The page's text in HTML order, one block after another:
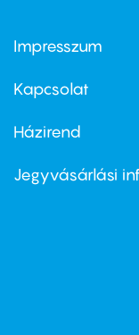
Footer
first
Impresszum
Kapcsolat
Footer
second
Házirend
Jegyvásárlási